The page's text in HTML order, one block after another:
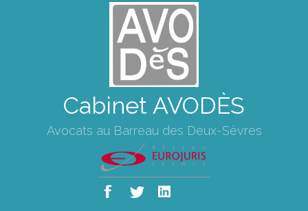
Cabinet AVODÈS
Avocats au Barreau des Deux-Sèvres